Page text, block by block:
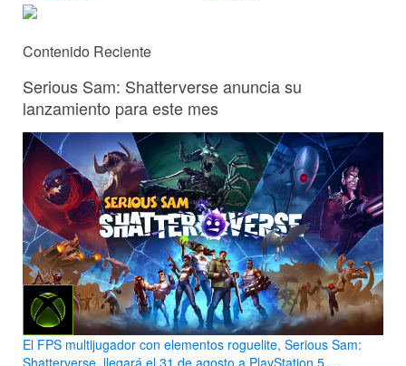
Contenido Reciente
Serious Sam: Shatterverse anuncia su
lanzamiento para este mes
El FPS multijugador con elementos roguelite, Serious Sam:
Shatterverse, llegará el 31 de agosto a PlayStation 5,...